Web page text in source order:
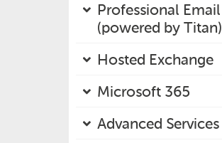
Professional Email
(powered by Titan)
Hosted Exchange
Microsoft 365
Advanced Services